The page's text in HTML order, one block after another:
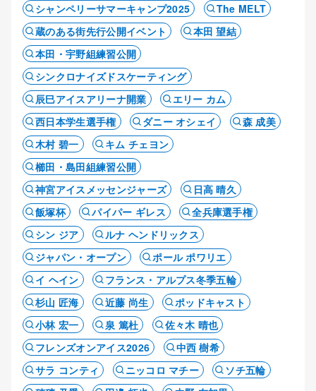
シャンペリーサマーキャンプ2025
The MELT
蔵のある街先行公開イベント
本田 望結
本田・宇野組練習公開
シンクロナイズドスケーティング
辰巳アイスアリーナ開業
エリー カム
西日本学生選手権
ダニー オシェイ
森 成美
木村 碧一
キム チェヨン
櫛田・島田組練習公開
神宮アイスメッセンジャーズ
日高 晴久
飯塚杯
パイパー ギレス
全兵庫選手権
シン ジア
ルナ ヘンドリックス
ジャパン・オープン
ポール ポワリエ
イ ヘイン
フランス・アルプス冬季五輪
杉山 匠海
近藤 尚生
ポッドキャスト
小林 宏一
泉 篤杜
佐々木 晴也
フレンズオンアイス2026
中西 樹希
サラ コンティ
ニッコロ マチー
ソチ五輪